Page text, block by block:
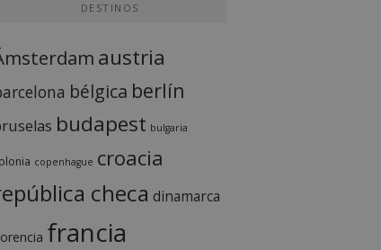
DESTINOS
austria
bélgica berlín
budapest bulgaria
copenhague croacia
checa dinamarca
francia